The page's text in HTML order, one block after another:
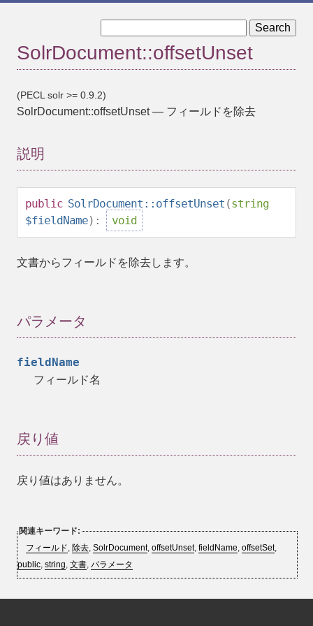
SolrDocument::offsetUnset
(PECL solr >= 0.9.2)
SolrDocument::offsetUnset— フィールドを除去
説明
public SolrDocument::offsetUnset (string
$fieldName): void
文書からフィールドを除去します。
パラメータ
fieldName
フィールド名
戻り値
戻り値はありません。
関連キーワード:
フィールド, 除去, SolrDocument, offsetUnset, fieldName, offsetSet,
public, string, 文書, パラメータ